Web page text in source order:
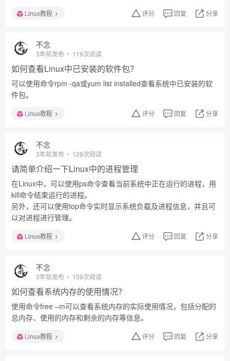
Linux教程 评分 回复 分享
不念
3年前发布 119次阅读
如何查看Linux中已安装的软件包？
可以使用命令rpm -qa或yum list installed查看系统中已安装的软
件包。
Linux教程 评分 回复 分享
不念
3年前发布 128次阅读
请简单介绍一下Linux中的进程管理
在Linux中，可以使用ps命令查看当前系统中正在运行的进程，用
kill命令结束运行的进程。
另外，还可以使用top命令实时显示系统负载及进程信息，并且可
以对进程进行管理。
Linux教程 评分 回复 分享
不念
3年前发布 109次阅读
如何查看系统内存的使用情况？
使用命令free –m可以查看系统内存的实际使用情况，包括分配的
总内存、使用的内存和剩余的内存等信息。
Linux教程 评分 回复 分享